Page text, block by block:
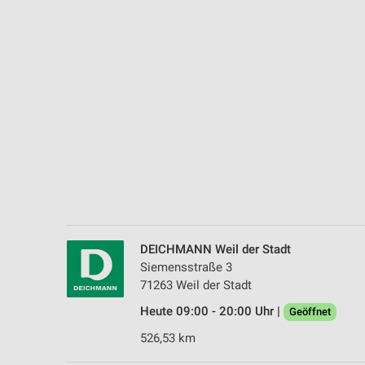
DEICHMANN Weil der Stadt
Siemensstraße 3
71263 Weil der Stadt
Heute 09:00 - 20:00 Uhr |
Geöffnet
526,53 km
Performance